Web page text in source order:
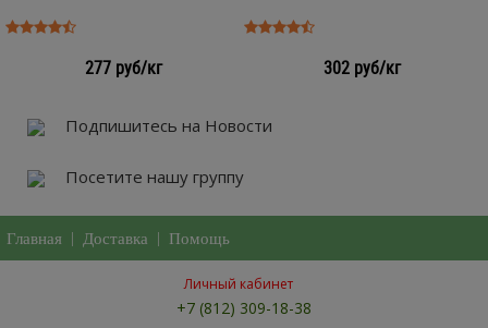
277 руб/кг 302 руб/кг
Подпишитесь на Новости
Посетите нашу группу
Главная Доставка Помощь
Личный кабинет
+7 (812) 309-18-38